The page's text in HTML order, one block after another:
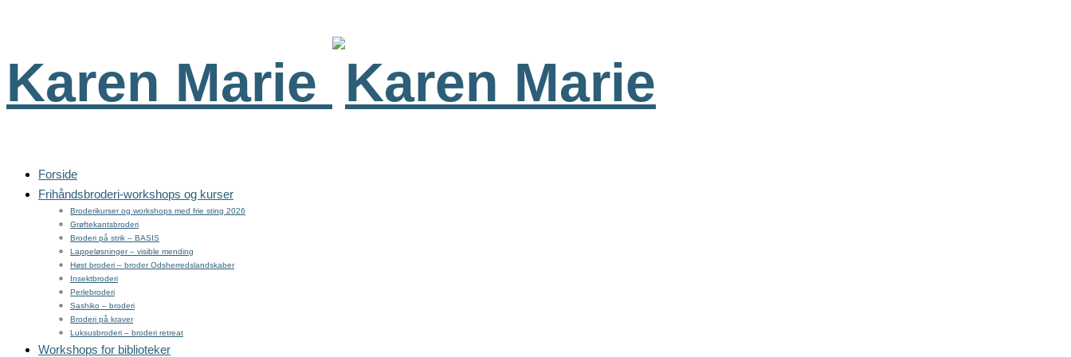
Karen Marie
Forside
Frihåndsbroderi-workshops og kurser
Broderikurser og workshops med frie sting 2026
Grøftekantsbroderi
Broderi på strik – BASIS
Lappeløsninger – visible mending
Høst broderi – broder Odsherredslandskaber
Insektbroderi
Perlebroderi
Sashiko – broderi
Broderi på kraver
Luksusbroderi – broderi retreat
Workshops for biblioteker